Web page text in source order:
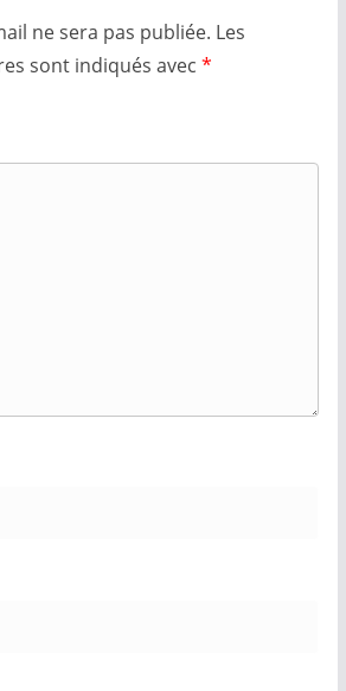
ne sera pas publiée. Les
sont indiqués avec *